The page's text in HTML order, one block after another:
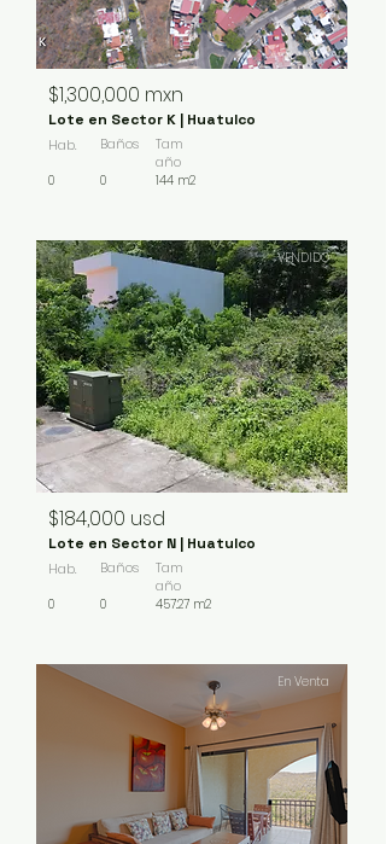
$1,300,000 mxn
Lote en Sector K | Huatulco
Hab.
0
Baños
0
Tam
año
144 m2
VENDIDO
$184,000 usd
Lote en Sector N | Huatulco
Hab.
0
Baños
0
Tam
año
457.27 m2
En Venta